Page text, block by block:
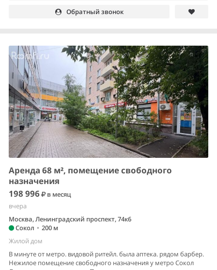
Обратный звонок
Аренда 68 м², помещение свободного
назначения
198 996
в месяц
вчера
Москва, Ленинградский проспект, 74к6
Сокол • 200 м
Жилой дом
В минуте от метро. видовой ритейл. была аптека. рядом барбер.
Heжилoe пoмещeние свободногo назнaчения у мeтpо Сокол